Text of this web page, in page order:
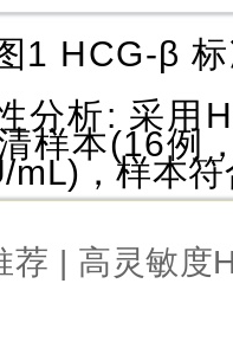
1 HCG-β
分析: 采用
样本(16例
mL)，样本